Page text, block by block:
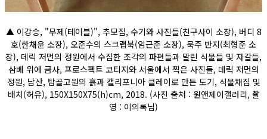
▲ 이강승, "무제(테이블)", 추모집, 수기와 사진들(친구사이 소장), 버디 8
호(한채윤 소장), 오준수의 스크랩북(임근준 소장), 묵주 반지(최형준 소
장), 데릭 저먼의 정원에서 수집한 조각의 파편들과 말린 식물들 및 자갈들,
삼베 위에 금사, 프로스펙트 코티지와 서울에서 찍은 사진들, 데릭 저먼의
정원, 남산, 탑골고원의 흙과 캘리포니아 클레이로 만든 도기, 식물채집 및
배치(허유), 150X150X75(h)cm, 2018. (사진 출처 : 원앤제이갤러리, 촬
영 : 이의록님)